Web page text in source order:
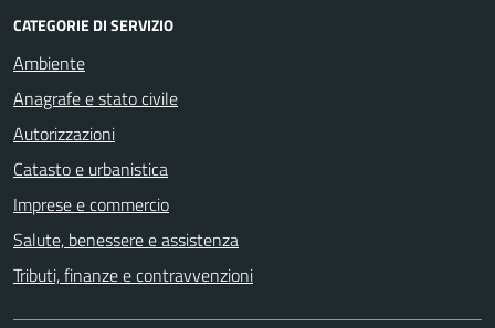
CATEGORIE DI SERVIZIO
Ambiente
Anagrafe e stato civile
Autorizzazioni
Catasto e urbanistica
Imprese e commercio
Salute, benessere e assistenza
Tributi, finanze e contravvenzioni